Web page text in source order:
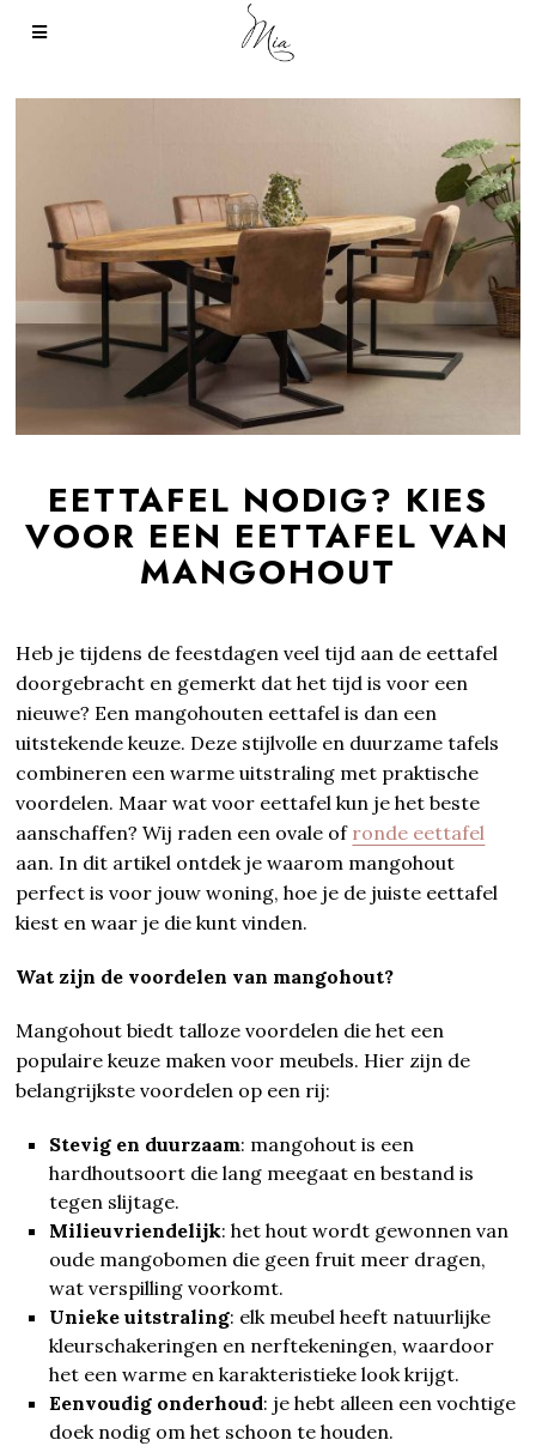
EETTAFEL NODIG? KIES
VOOR EEN EETTAFEL VAN
MANGOHOUT
Heb je tijdens de feestdagen veel tijd aan de eettafel
doorgebracht en gemerkt dat het tijd is voor een
nieuwe? Een mangohouten eettafel is dan een
uitstekende keuze. Deze stijlvolle en duurzame tafels
combineren een warme uitstraling met praktische
voordelen. Maar wat voor eettafel kun je het beste
aanschaffen? Wij raden een ovale of ronde eettafel
aan. In dit artikel ontdek je waarom mangohout
perfect is voor jouw woning, hoe je de juiste eettafel
kiest en waar je die kunt vinden.
Wat zijn de voordelen van mangohout?
Mangohout biedt talloze voordelen die het een
populaire keuze maken voor meubels. Hier zijn de
belangrijkste voordelen op een rij:
Stevig en duurzaam: mangohout is een
hardhoutsoort die lang meegaat en bestand is
tegen slijtage.
Milieuvriendelijk: het hout wordt gewonnen van
oude mangobomen die geen fruit meer dragen,
wat verspilling voorkomt.
Unieke uitstraling: elk meubel heeft natuurlijke
kleurschakeringen en nerftekeningen, waardoor
het een warme en karakteristieke look krijgt.
Eenvoudig onderhoud: je hebt alleen een vochtige
doek nodig om het schoon te houden.